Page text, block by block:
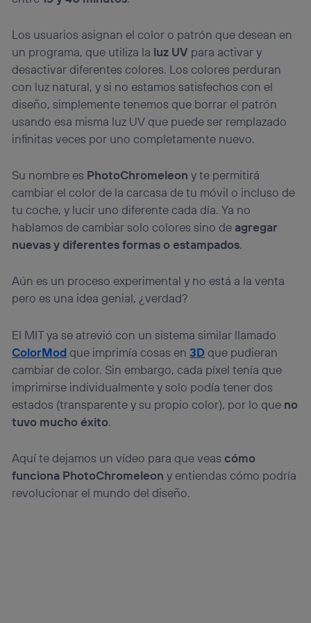
Los usuarios asignan el color o patrón que desean en
un programa, que utiliza la luz UV para activar y
desactivar diferentes colores. Los colores perduran
con luz natural, y si no estamos satisfechos con el
diseño, simplemente tenemos que borrar el patrón
usando esa misma luz UV que puede ser remplazado
infinitas veces por uno completamente nuevo.
Su nombre es PhotoChromeleon y te permitirá
cambiar el color de la carcasa de tu móvil o incluso de
tu coche, y lucir uno diferente cada día. Ya no
hablamos de cambiar solo colores sino de agregar
nuevas y diferentes formas o estampados.
Aún es un proceso experimental y no está a la venta
pero es una idea genial, ¿verdad?
El MIT ya se atrevió con un sistema similar llamado
ColorModque imprimía cosas en3Dque pudieran
cambiar de color. Sin embargo, cada píxel tenía que
imprimirse individualmente y solo podía tener dos
estados (transparente y su propio color), por lo que no
tuvo mucho éxito.
Aquí te dejamos un vídeo para que veascómo
funciona PhotoChromeleon y entiendas cómo podría
revolucionar el mundo del diseño.
actividades de navegación de los miembros del hogar
Si utilizas datos móviles, el marketing será más
personalizado, ya que se basará únicamente en la
navegación del usuario del móvil.
Puedes gestionar los consentimientos Utiq seleccionando
“Administrar Utiq” en la parte inferior de esta página web o
visitando el portal de privacidad de Utiq
(“consenthub”). Para más información, consulta
la política de privacidad de Utiq.